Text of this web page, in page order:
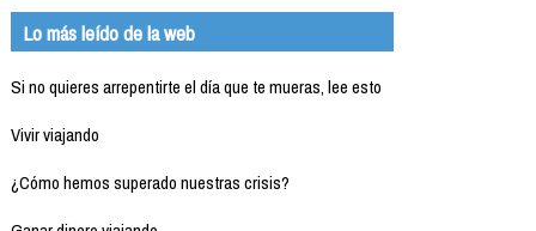
Lo más leído de la web
Si no quieres arrepentirte el día que te mueras, lee esto
Vivir viajando
¿Cómo hemos superado nuestras crisis?